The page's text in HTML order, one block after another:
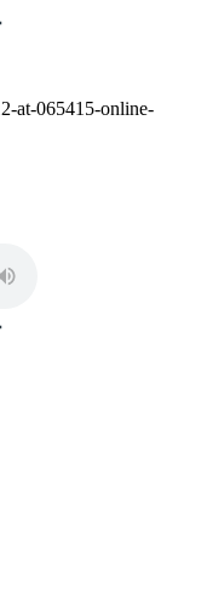
at-065415-online-